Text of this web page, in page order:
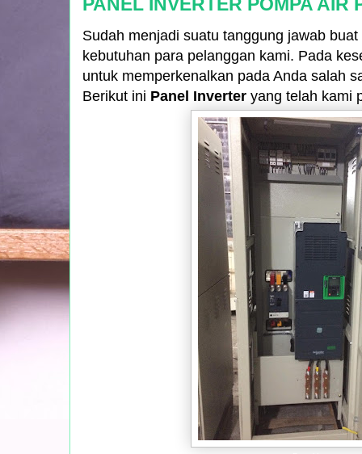
Sudah menjadi suatu tanggung jawab
kebutuhan para pelanggan kami. Pada
untuk memperkenalkan pada Anda salah
Berikut ini Panel Inverter yang telah kami